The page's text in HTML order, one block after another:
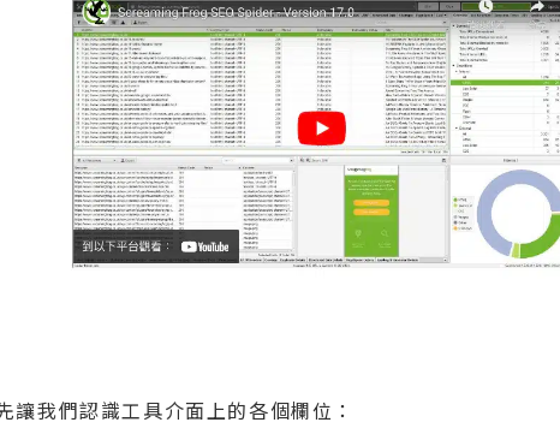
我們認識工具介面上的各個欄位：